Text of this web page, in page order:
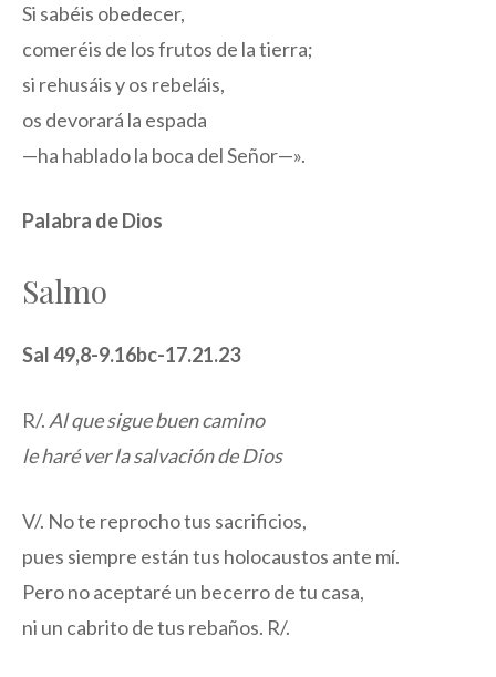
Si sabéis obedecer,
comeréis de los frutos de la tierra;
si rehusáis y os rebeláis,
os devorará la espada
—ha hablado la boca del Señor—».
Palabra de Dios
Salmo
Sal 49,8-9.16bc-17.21.23
R/. Al que sigue buen camino
le haré ver la salvación de Dios
V/. No te reprocho tus sacrificios,
pues siempre están tus holocaustos ante mí.
Pero no aceptaré un becerro de tu casa,
ni un cabrito de tus rebaños. R/.